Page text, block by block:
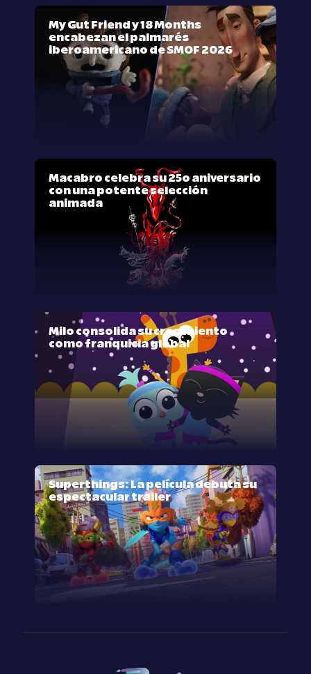
My Gut Friend y 18 Months
encabezan el palmarés
iberoamericano de SMOF 2026
Macabro celebra su 25º aniversario
con una potente selección
animada
Milo consolida su crecimiento
como franquicia global
Superthings: La película debuta su
espectacular trailer